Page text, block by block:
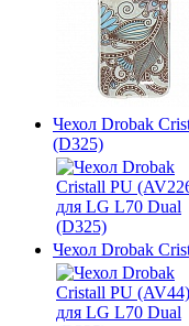
Чехол Drobak
(D325)
Чехол Drobak